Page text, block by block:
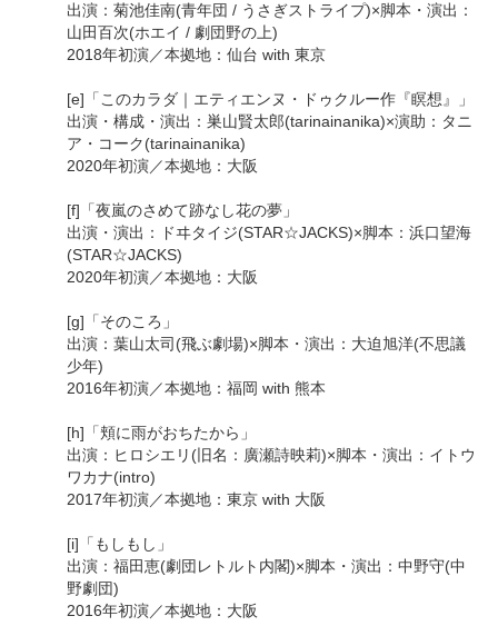
出演：菊池佳南(青年団 / うさぎストライプ)×脚本・演出：
山田百次(ホエイ / 劇団野の上)
2018年初演／本拠地：仙台 with 東京
[e]「このカラダ｜エティエンヌ・ドゥクルー作『瞑想』」
出演・構成・演出：巣山賢太郎(tarinainanika)×演助：タニ
ア・コーク(tarinainanika)
2020年初演／本拠地：大阪
[f]「夜嵐のさめて跡なし花の夢」
出演・演出：ドヰタイジ(STAR☆JACKS)×脚本：浜口望海
(STAR☆JACKS)
2020年初演／本拠地：大阪
[g]「そのころ」
出演：葉山太司(飛ぶ劇場)×脚本・演出：大迫旭洋(不思議
少年)
2016年初演／本拠地：福岡 with 熊本
[h]「頬に雨がおちたから」
出演：ヒロシエリ(旧名：廣瀬詩映莉)×脚本・演出：イトウ
ワカナ(intro)
2017年初演／本拠地：東京 with 大阪
[i]「もしもし」
出演：福田恵(劇団レトルト内閣)×脚本・演出：中野守(中
野劇団)
2016年初演／本拠地：大阪